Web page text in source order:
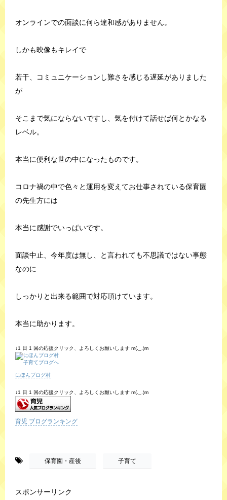
オンラインでの面談に何ら違和感がありません。
しかも映像もキレイで
若干、コミュニケーションし難さを感じる遅延がありました
が
そこまで気にならないですし、気を付けて話せば何とかなる
レベル。
本当に便利な世の中になったものです。
コロナ禍の中で色々と運用を変えてお仕事されている保育園
の先生方には
本当に感謝でいっぱいです。
面談中止、今年度は無し、と言われても不思議ではない事態
なのに
しっかりと出来る範囲で対応頂けています。
本当に助かります。
↓1 日 1 回の応援クリック、よろしくお願いします m(._.)m
にほんブログ村
↓1 日 1 回の応援クリック、よろしくお願いします m(._.)m
育児 ブログランキング
保育園・産後 子育て
スポンサーリンク